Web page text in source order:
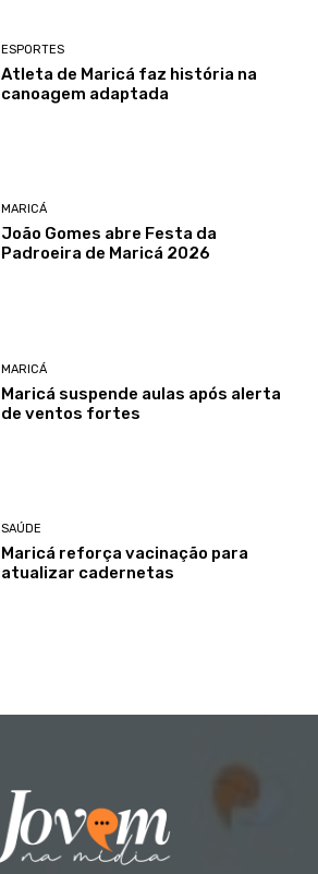
ESPORTES
Atleta de Maricá faz história na
canoagem adaptada
MARICÁ
João Gomes abre Festa da
Padroeira de Maricá 2026
MARICÁ
Maricá suspende aulas após alerta
de ventos fortes
SAÚDE
Maricá reforça vacinação para
atualizar cadernetas